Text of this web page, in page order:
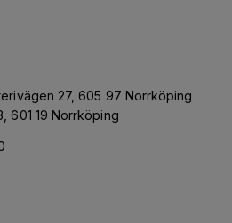
27, 605 97 Norrköping
601 19 Norrköping